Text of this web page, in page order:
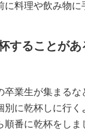
料理や飲み物
することがあ
業生が集まる
別に乾杯しに行
番に乾杯をしま